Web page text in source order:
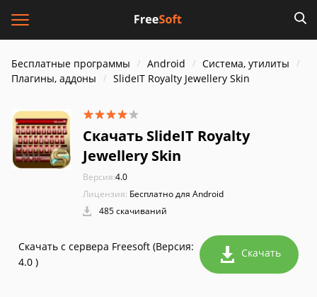
Бесплатные программы Android
Система, утилиты
Плагины, аддоны
SlideIT Royalty Jewellery Skin
Скачать SlideIT Royalty
Jewellery Skin
Версия:4.0
Лицензия: Бесплатно для Android
485 скачиваний
Скачать с сервера Freesoft (Версия:
4.0 )
Скачать